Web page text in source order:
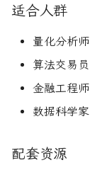
适合人群
量化分析师
算法交易员
金融工程师
数据科学家
配套资源